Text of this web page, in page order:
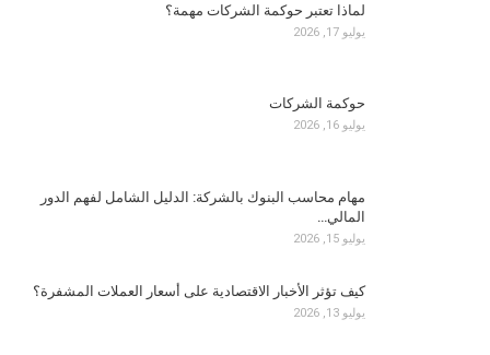
لماذا تعتبر حوكمة الشركات مهمة؟
يوليو 17, 2026
حوكمة الشركات
يوليو 16, 2026
مهام محاسب البنوك بالشركة: الدليل الشامل لفهم الدور
المالي…
يوليو 15, 2026
كيف تؤثر الأخبار الاقتصادية على أسعار العملات المشفرة؟
يوليو 13, 2026